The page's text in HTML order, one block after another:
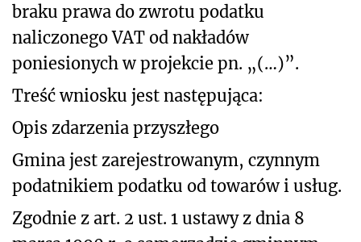
braku prawa do zwrotu podatku
naliczonego VAT od nakładów
poniesionych w projekcie pn. „(…)”.
Treść wniosku jest następująca:
Opis zdarzenia przyszłego
Gmina jest zarejestrowanym, czynnym
podatnikiem podatku od towarów i usług.
Zgodnie z art. 2 ust. 1 ustawy z dnia 8